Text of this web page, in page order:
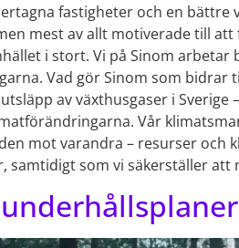
fastigheter och en bättre
mest av allt motiverade till
i stort. Vi på Sinom
Vad gör Sinom som
av växthusgaser i
Vår
mot varandra – resurser
samtidigt som vi säkerställer att